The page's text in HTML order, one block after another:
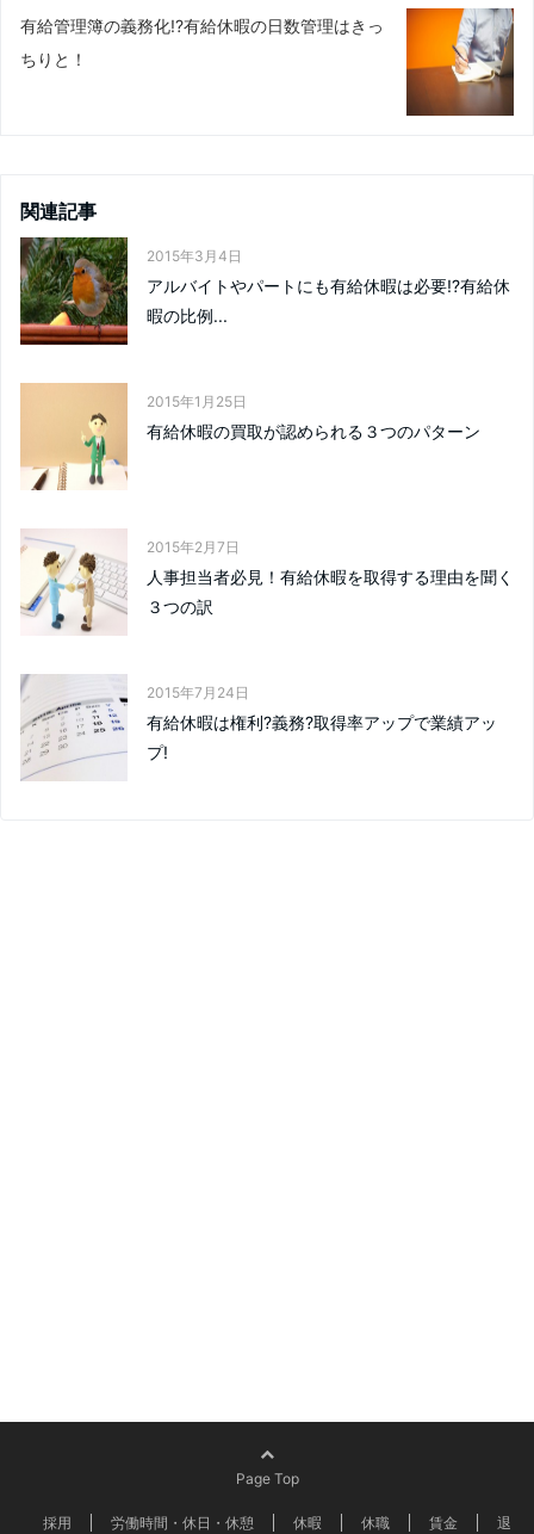
有給管理簿の義務化!?有給休暇の日数管理はきっ
ちりと！
関連記事
2015年3月4日
アルバイトやパートにも有給休暇は必要!?有給休
暇の比例...
2015年1月25日
有給休暇の買取が認められる３つのパターン
2015年2月7日
人事担当者必見！有給休暇を取得する理由を聞く
３つの訳
2015年7月24日
有給休暇は権利?義務?取得率アップで業績アッ
プ!
Page Top
採用 労働時間・休日・休憩 休暇 休職 賃金 退